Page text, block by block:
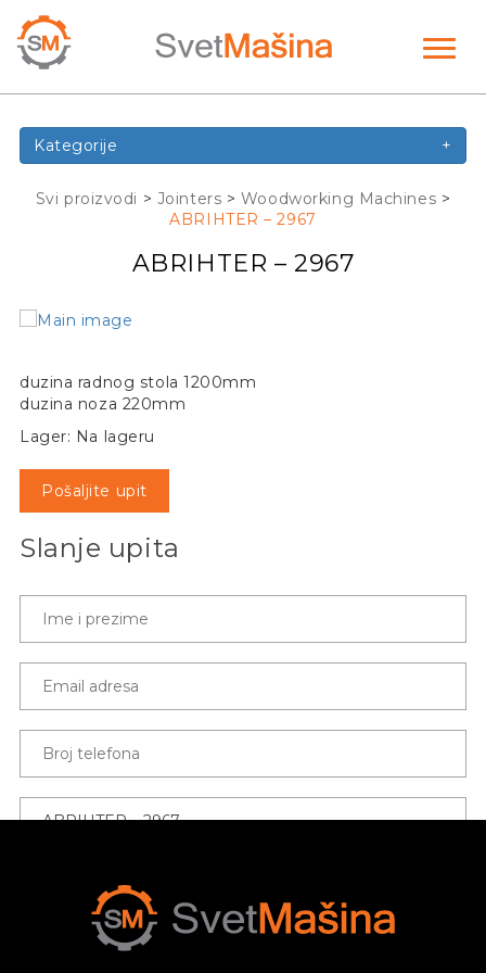
Kategorije +
Svi proizvodi > Jointers > Woodworking Machines >
ABRIHTER – 2967
ABRIHTER – 2967
duzina radnog stola 1200mm
duzina noza 220mm
Lager: Na lageru
Pošaljite upit
Slanje upita